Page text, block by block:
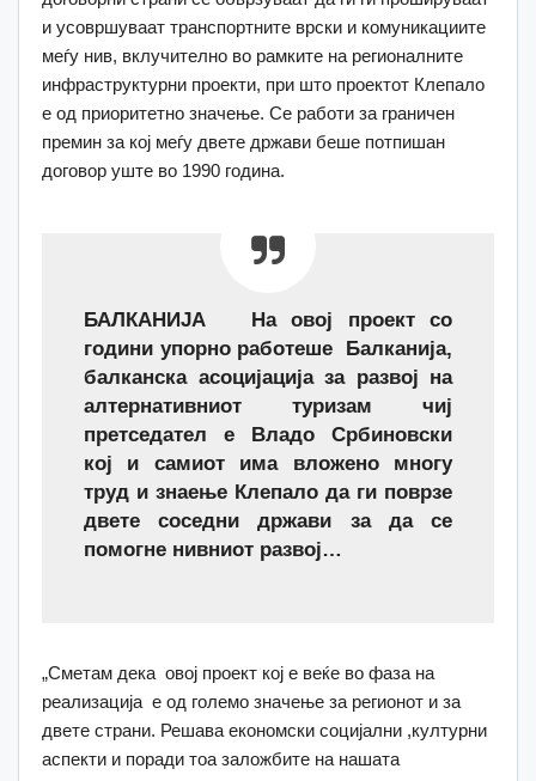
и усовршуваат транспортните врски и комуникациите
меѓу нив, вклучително во рамките на регионалните
инфраструктурни проекти, при што проектот Клепало
е од приоритетно значење. Се работи за граничен
премин за кој меѓу двете држави беше потпишан
договор уште во 1990 година.
БАЛКАНИЈА На овој проект со
години упорно работеше Балканија,
балканска асоцијација за развој на
алтернативниот туризам чиј
претседател е Владо Србиновски
кој и самиот има вложено многу
труд и знаење Клепало да ги поврзе
двете соседни држави за да се
помогне нивниот развој…
„Сметам дека овој проект кој е веќе во фаза на
реализација е од големо значење за регионот и за
двете страни. Решава економски социјални ,културни
аспекти и поради тоа заложбите на нашата